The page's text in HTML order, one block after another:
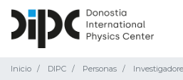
Inicio DIPC Personas